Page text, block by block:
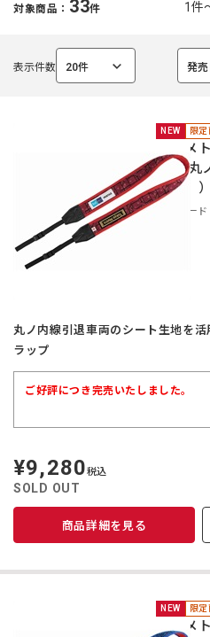
対象商品： 33件 1件
表示件数 20件
選
発
選
NEW 限定
東京メ
ップ 丸
（赤））
商品コー
丸ノ内線引退車両のシート生地を
ラップ
ご好評につき完売いたしました。
定
価
¥9,280税込
SOLD OUT
商品詳細を見る
NEW 限定
東京メ